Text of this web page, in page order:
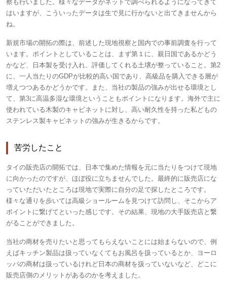
察も行いました。様々なデータがネットで調べられるようになってきて
はいますが、こういったデータは生で見に行かないと出てきませんから
ね。
新規市場の開拓の際は、前述した現地視察と国内での事前調査を行って
います。ポイントとしていることは、まず第１に、親日国であるかどう
かなど、日本製を受け入れ、評価してくれる土壌が整っていること。第2
に、一人当たりのGDPが比較的高い国であり、高級品を購入できる層が
増えつつあるかどうかです。また、当社の製品の強みが出せる環境とし
て、第3に高温多湿な環境ということもポイントになります。海外で主に
使われている木製のキャビネットに対し、高い耐久性を持った私どもの
ステンレス製キャビネットの強みが生きるからです。
苦労したこと
タイの販売店の開拓では、日本で集めた情報を元に当たりをつけて現地
に向かったのですが、ほぼ役に立ちませんでした。最終的に販売店にな
っていただいたところは現地で実際に自分の足で探したところです。
様々な通りを歩いては高級ショールームを見つけて訪問し、そこからア
ポイントに繋げてといった感じです。その結果、現地の大手販売店と繋
がることができました。
当社の商材を売りたいと思ってもらえないことには始まらないので、例
えばキッチン製品は扱っていなくてもお風呂を扱っているとか、ヨーロ
ッパの商材は扱っているけれど日本の商材を扱っていないなど、どこに
販売店側のメリットがあるのかを考えました。